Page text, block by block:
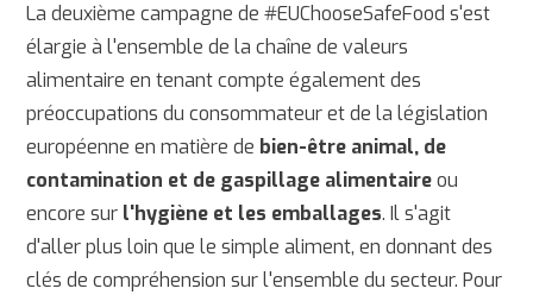
La deuxième campagne de #EUChooseSafeFood s'est
élargie à l'ensemble de la chaîne de valeurs
alimentaire en tenant compte également des
préoccupations du consommateur et de la législation
européenne en matière de bien-être animal, de
contamination et de gaspillage alimentaireou
encore sur l'hygiène et les emballages. Il s'agit
d'aller plus loin que le simple aliment, en donnant des
clés de compréhension sur l'ensemble du secteur. Pour